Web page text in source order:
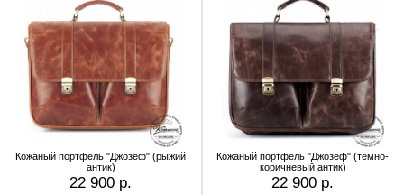
Кожаный портфель "Джозеф" (рыжий
антик)
22 900 р.
Кожаный портфель "Джозеф" (тёмно-
коричневый антик)
22 900 р.